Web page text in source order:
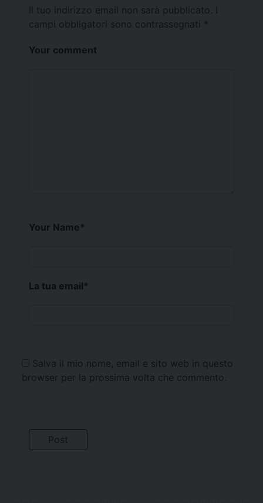
Il tuo indirizzo email non sarà pubblicato.
campi obbligatori sono contrassegnati *
Your comment
Your Name*
La tua email*
Salva il mio nome, email e sito web in questo
browser per la prossima volta che commento.